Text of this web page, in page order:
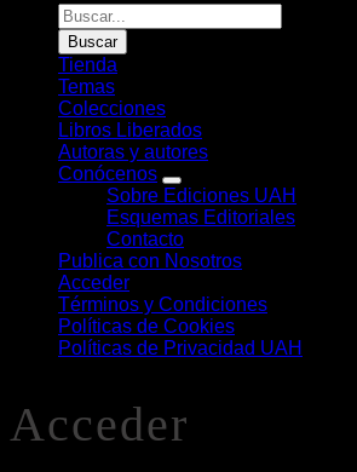
Búsqueda
de
Libros
Buscar
Tienda
Temas
Colecciones
Libros Liberados
Autoras y autores
Conócenos
Sobre Ediciones UAH
Esquemas Editoriales
Contacto
Publica con Nosotros
Acceder
Términos y Condiciones
Políticas de Cookies
Políticas de Privacidad UAH
Acceder